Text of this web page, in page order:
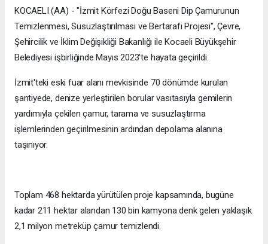
KOCAELI (AA) - "İzmit Körfezi Doğu Baseni Dip Çamurunun
Temizlenmesi, Susuzlaştırılması ve Bertarafı Projesi", Çevre,
Şehircilik ve İklim Değişikliği Bakanlığı ile Kocaeli Büyükşehir
Belediyesi işbirliğinde Mayıs 2023'te hayata geçirildi.
İzmit'teki eski fuar alanı mevkisinde 70 dönümde kurulan
şantiyede, denize yerleştirilen borular vasıtasıyla gemilerin
yardımıyla çekilen çamur, tarama ve susuzlaştırma
işlemlerinden geçirilmesinin ardından depolama alanına
taşınıyor.
Toplam 468 hektarda yürütülen proje kapsamında, bugüne
kadar 211 hektar alandan 130 bin kamyona denk gelen yaklaşık
2,1 milyon metreküp çamur temizlendi.